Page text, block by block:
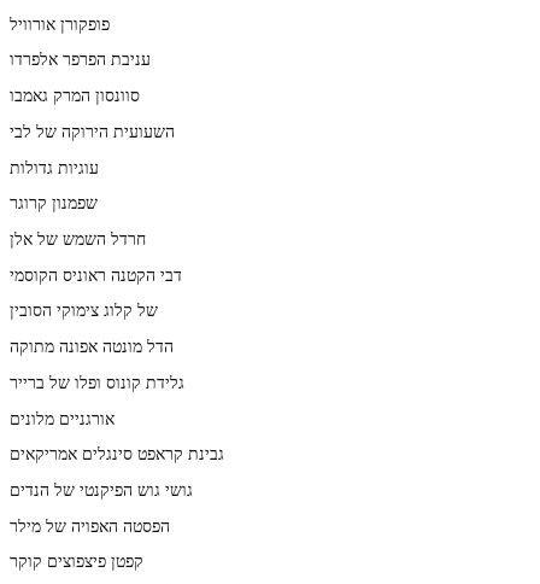
פופקורן אורוויל
עניבת הפרפר אלפרדו
סוונסון המרק גאמבו
השעועית הירוקה של לבי
עוגיות גדולות
שפמנון קרוגר
חרדל השמש של אלן
דבי הקטנה ראוניס הקוסמי
של קלוג צימוקי הסובין
הדל מונטה אפונה מתוקה
גלידת קונוס ופלו של ברייר
אורגניים מלונים
גבינת קראפט סינגלים אמריקאים
גושי גוש הפיקנטי של הנדים
הפסטה האפויה של מילר
קפטן פיצפוצים קוקר